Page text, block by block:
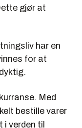
gjør at
har en
for at
Med
bestille varer
i verden til